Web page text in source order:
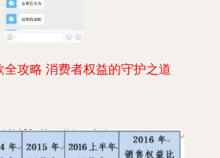
全攻略 消费者权益的守护之道